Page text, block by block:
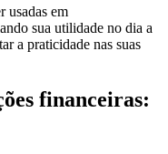
usadas em
sua utilidade no dia a
a praticidade nas suas
financeiras: